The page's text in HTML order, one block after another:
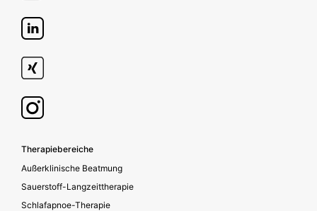
Footer secondary
Therapiebereiche
Außerklinische Beatmung
Sauerstoff-Langzeittherapie
Schlafapnoe-Therapie